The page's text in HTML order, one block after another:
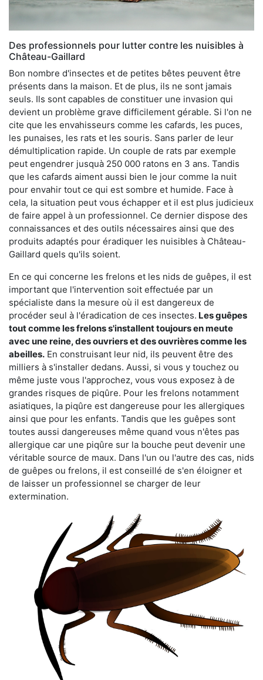
Des professionnels pour lutter contre les nuisibles à
Château-Gaillard
Bon nombre d'insectes et de petites bêtes peuvent être
présents dans la maison. Et de plus, ils ne sont jamais
seuls. Ils sont capables de constituer une invasion qui
devient un problème grave difficilement gérable. Si l'on ne
cite que les envahisseurs comme les cafards, les puces,
les punaises, les rats et les souris. Sans parler de leur
démultiplication rapide. Un couple de rats par exemple
peut engendrer jusquà 250 000 ratons en 3 ans. Tandis
que les cafards aiment aussi bien le jour comme la nuit
pour envahir tout ce qui est sombre et humide. Face à
cela, la situation peut vous échapper et il est plus judicieux
de faire appel à un professionnel. Ce dernier dispose des
connaissances et des outils nécessaires ainsi que des
produits adaptés pour éradiquer les nuisibles à Château-
Gaillard quels qu'ils soient.
En ce qui concerne les frelons et les nids de guêpes, il est
important que l'intervention soit effectuée par un
spécialiste dans la mesure où il est dangereux de
procéder seul à l'éradication de ces insectes. Les guêpes
tout comme les frelons s'installent toujours en meute
avec une reine, des ouvriers et des ouvrières comme les
abeilles. En construisant leur nid, ils peuvent être des
milliers à s'installer dedans. Aussi, si vous y touchez ou
même juste vous l'approchez, vous vous exposez à de
grandes risques de piqûre. Pour les frelons notamment
asiatiques, la piqûre est dangereuse pour les allergiques
ainsi que pour les enfants. Tandis que les guêpes sont
toutes aussi dangereuses même quand vous n'êtes pas
allergique car une piqûre sur la bouche peut devenir une
véritable source de maux. Dans l'un ou l'autre des cas, nids
de guêpes ou frelons, il est conseillé de s'en éloigner et
de laisser un professionnel se charger de leur
extermination.